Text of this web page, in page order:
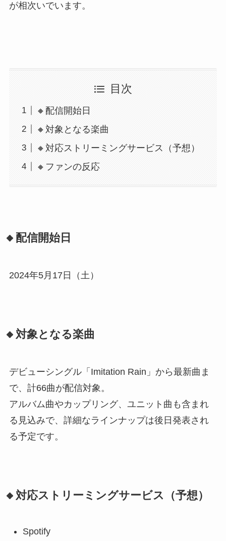
が相次いでいます。
目次
🔸配信開始日
🔸対象となる楽曲
🔸対応ストリーミングサービス（予想）
🔸ファンの反応
🔸配信開始日
2024年5月17日（土）
🔸対象となる楽曲
デビューシングル「Imitation Rain」から最新曲ま
で、計66曲が配信対象。
アルバム曲やカップリング、ユニット曲も含まれ
る見込みで、詳細なラインナップは後日発表され
る予定です。
🔸対応ストリーミングサービス（予想）
Spotify